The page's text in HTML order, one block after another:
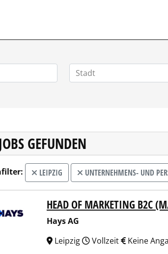
GEFUNDEN
LEIPZIG UNTERNEHMENS- UND
HEAD OF MARKETING B2C
Hays AG
Leipzig
Vollzeit Keine